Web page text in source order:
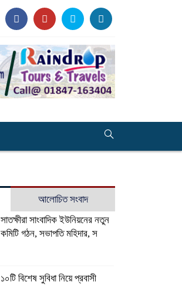
আলোচিত সংবাদ
সাতক্ষীরা সাংবাদিক ইউনিয়নের নতুন
কমিটি গঠন, সভাপতি মহিদার, স
১০টি বিশেষ সুবিধা নিয়ে প্রবাসী